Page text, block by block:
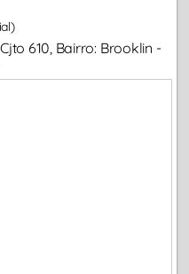
610, Bairro: Brooklin -